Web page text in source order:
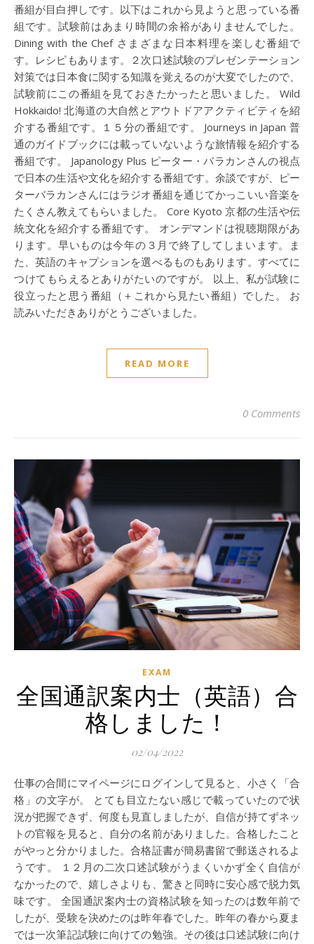
番組が目白押しです。以下はこれから見ようと思っている番
組です。試験前はあまり時間の余裕がありませんでした。
Dining with the Chef さまざまな日本料理を楽しむ番組で
す。レシピもあります。２次口述試験のプレゼンテーション
対策では日本食に関する知識を覚えるのが大変でしたので、
試験前にこの番組を見ておきたかったと思いました。 Wild
Hokkaido! 北海道の大自然とアウトドアアクティビティを紹
介する番組です。１５分の番組です。 Journeys in Japan 普
通のガイドブックには載っていないような旅情報を紹介する
番組です。 Japanology Plus ピーター・バラカンさんの視点
で日本の生活や文化を紹介する番組です。余談ですが、ピー
ターバラカンさんにはラジオ番組を通じてかっこいい音楽を
たくさん教えてもらいました。 Core Kyoto 京都の生活や伝
統文化を紹介する番組です。 オンデマンドは視聴期限があ
ります。早いものは今年の３月で終了してしまいます。ま
た、英語のキャプションを選べるものもあります。すべてに
つけてもらえるとありがたいのですが。 以上、私が試験に
役立ったと思う番組（＋これから見たい番組）でした。 お
読みいただきありがとうございました。
READ MORE
0 Comments
EXAM
全国通訳案内士（英語）合
格しました！
02/04/2022
仕事の合間にマイページにログインして見ると、小さく「合
格」の文字が。 とても目立たない感じで載っていたので状
況が把握できず、何度も見直しましたが、自信が持てずネッ
トの官報を見ると、自分の名前がありました。合格したこと
がやっと分かりました。合格証書が簡易書留で郵送されるよ
うです。 １２月の二次口述試験がうまくいかず全く自信が
なかったので、嬉しさよりも、驚きと同時に安心感で脱力気
味です。 全国通訳案内士の資格試験を知ったのは数年前で
したが、受験を決めたのは昨年春でした。昨年の春から夏ま
では一次筆記試験に向けての勉強。その後は口述試験に向け